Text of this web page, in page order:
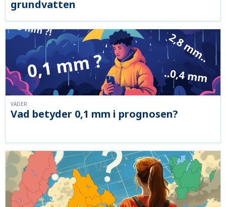
grundvatten
Vad betyder 0,1 mm i prognosen?
VÄDER